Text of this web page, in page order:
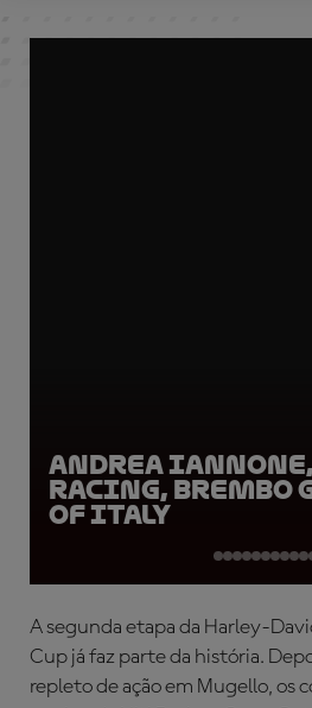
Andrea
Racing, Brembo
of Italy
A segunda etapa da Harley-
Cup já faz parte da história.
repleto de ação em Mugello, os